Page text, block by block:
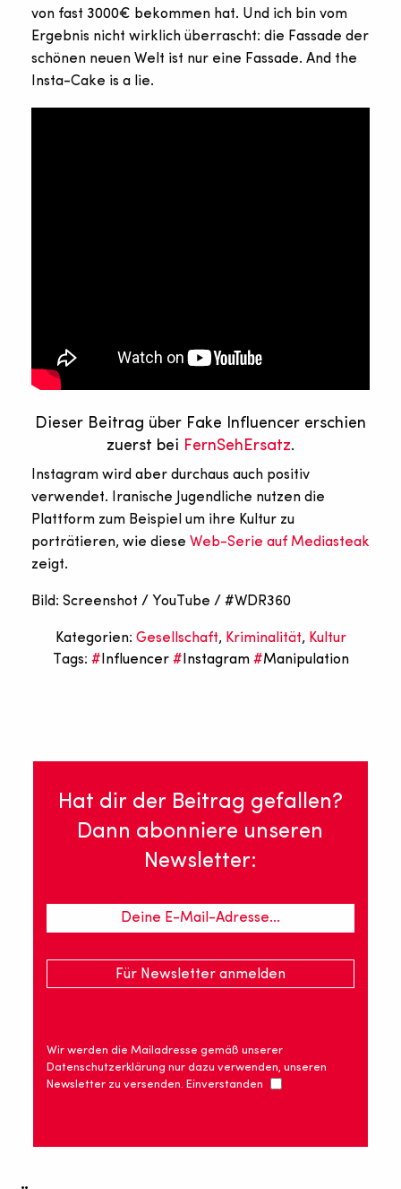
von fast 3000€ bekommen hat. Und ich bin vom
Ergebnis nicht wirklich überrascht: die Fassade der
schönen neuen Welt ist nur eine Fassade. And the
Insta-Cake is a lie.
Dieser Beitrag über Fake Influencer erschien
zuerst bei FernSehErsatz.
Instagram wird aber durchaus auch positiv
verwendet. Iranische Jugendliche nutzen die
Plattform zum Beispiel um ihre Kultur zu
porträtieren, wie diese Web-Serie auf Mediasteak
zeigt.
Bild: Screenshot / YouTube / #WDR360
Kategorien: Gesellschaft, Kriminalität, Kultur
Tags:
Influencer Instagram Manipulation
Hat dir der Beitrag gefallen?
Dann abonniere unseren
Newsletter:
Wir werden die Mailadresse gemäß unserer
Datenschutzerklärung nur dazu verwenden, unseren
Newsletter zu versenden. Einverstanden